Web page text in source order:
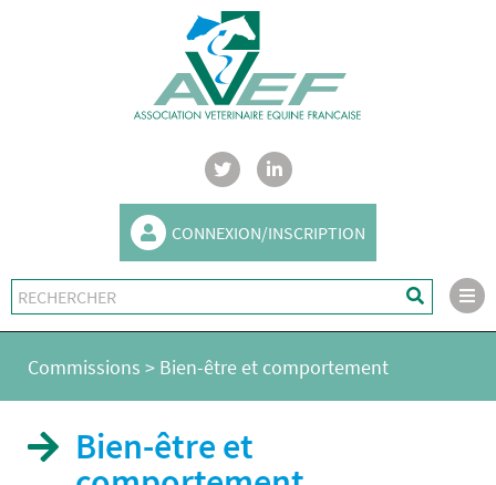
CONNEXION/INSCRIPTION
Commissions > Bien-être et comportement
Bien-être et